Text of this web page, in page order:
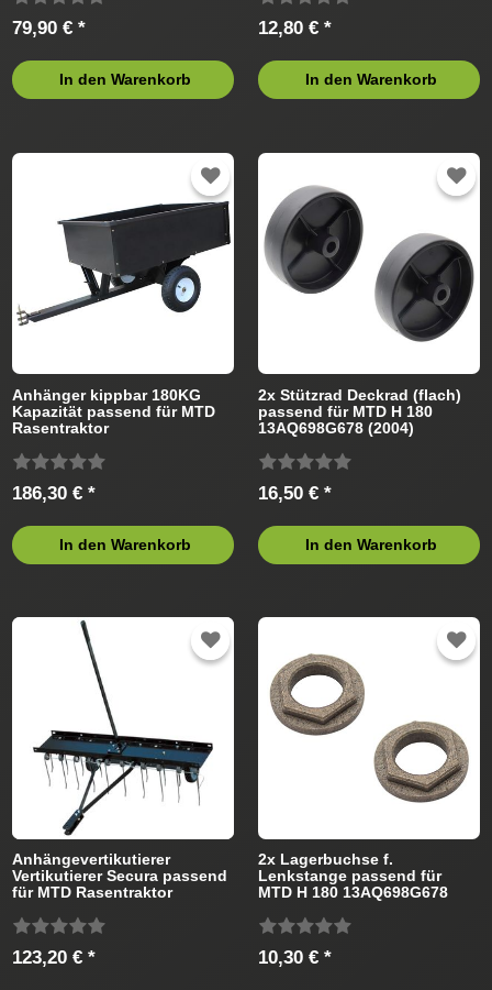
79,90 € *
In den Warenkorb
12,80 € *
In den Warenkorb
Anhänger kippbar 180KG
Kapazität passend für MTD
Rasentraktor
186,30 € *
In den Warenkorb
2x Stützrad Deckrad (flach)
passend für MTD H 180
13AQ698G678 (2004)
16,50 € *
In den Warenkorb
Anhängevertikutierer
Vertikutierer Secura passend
für MTD Rasentraktor
123,20 € *
2x Lagerbuchse f.
Lenkstange passend für
MTD H 180 13AQ698G678
10,30 € *